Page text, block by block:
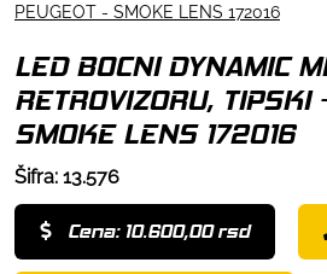
PEUGEOT - SMOKE LENS 172016
LED BOCNI DYNAMIC
RETROVIZORU, TIPSKI
SMOKE LENS 172016
Šifra: 13.576
Cena: 10.600,00 rsd